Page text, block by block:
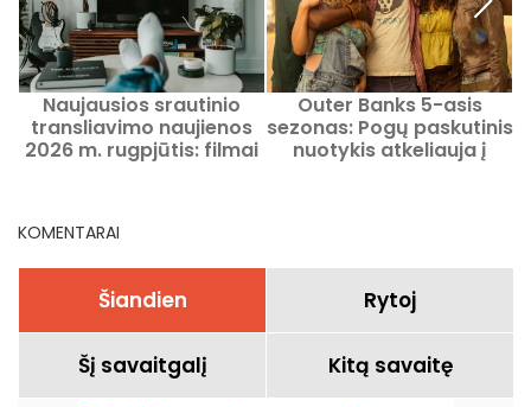
Naujausios srautinio
transliavimo naujienos
2026 m. rugpjūtis: filmai
Outer Banks 5-asis
sezonas: Pogų paskutinis
nuotykis atkeliauja į
KOMENTARAI
Šiandien Rytoj
Šį savaitgalį Kitą savaitę